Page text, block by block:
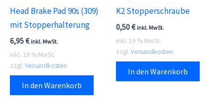
Head Brake Pad 90s (309)
mit Stopperhalterung
6,95€ inkl. MwSt.
inkl. 19 % MwSt.
zzgl. Versandkosten
In den Warenkorb
K2 Stopperschraube
0,50€ inkl. MwSt.
inkl. 19 % MwSt.
zzgl. Versandkosten
In den Warenkorb